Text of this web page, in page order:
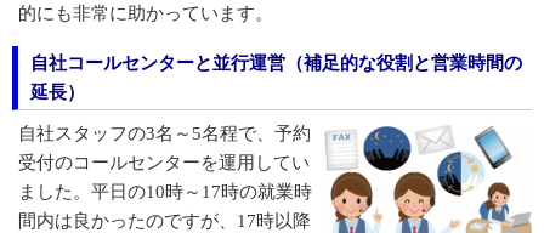
的にも非常に助かっています。
自社コールセンターと並行運営（補足的な役割と営業時間の
延長）
自社スタッフの3名～5名程で、予約
受付のコールセンターを運用してい
ました。平日の10時～17時の就業時
間内は良かったのですが、17時以降